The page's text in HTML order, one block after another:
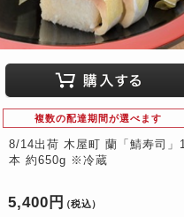
複数の配達期間が選べます
8/14出荷 木屋町 蘭「鯖寿司」1
本 約650g ※冷蔵
5,400円 （税込）